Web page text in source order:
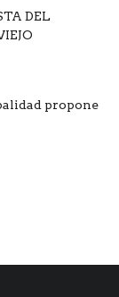
DEL
propone